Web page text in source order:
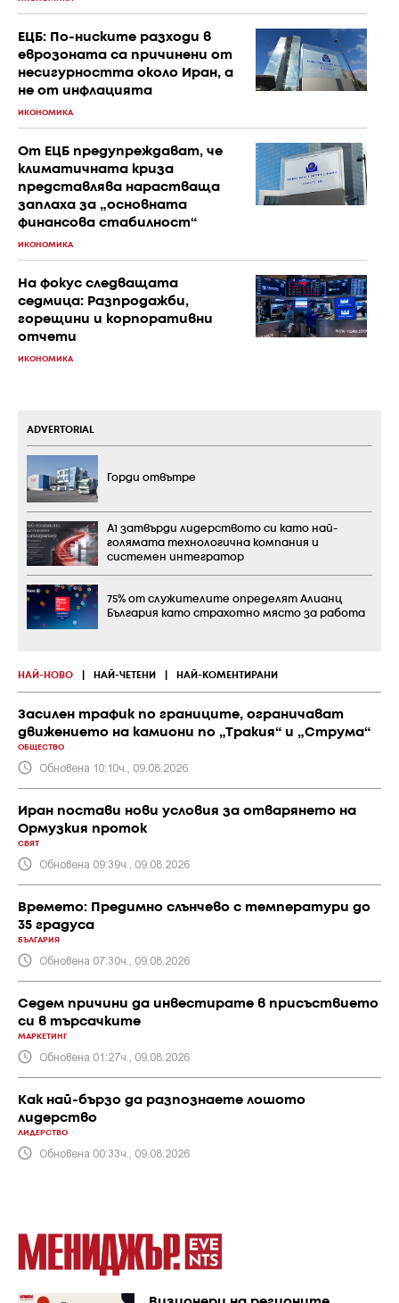
ЕЦБ: По-ниските разходи в
еврозоната са причинени от
несигурността около Иран, а
не от инфлацията
ИКОНОМИКА
От ЕЦБ предупреждават, че
климатичната криза
представлява нарастваща
заплаха за „основната
финансова стабилност“
ИКОНОМИКА
На фокус следващата
седмица: Разпродажби,
горещини и корпоративни
отчети
ИКОНОМИКА
НАЙ-НОВО НАЙ-ЧЕТЕНИ НАЙ-КОМЕНТИРАНИ
Засилен трафик по границите, ограничават
движението на камиони по „Тракия“ и „Струма“
ОБЩЕСТВО
Обновена 10:10ч., 09.08.2026
Иран постави нови условия за отварянето на
Ормузкия проток
СВЯТ
Обновена 09:39ч., 09.08.2026
Времето: Предимно слънчево с температури до
35 градуса
БЪЛГАРИЯ
Обновена 07:30ч., 09.08.2026
Седем причини да инвестирате в присъствието
си в търсачките
МАРКЕТИНГ
Обновена 01:27ч., 09.08.2026
Как най-бързо да разпознаете лошото
лидерство
ЛИДЕРСТВО
Обновена 00:33ч., 09.08.2026
ADVERTORIAL
Горди отвътре
А1 затвърди лидерството си като най-
голямата технологична компания и
системен интегратор
75% от служителите определят Алианц
България като страхотно място за работа